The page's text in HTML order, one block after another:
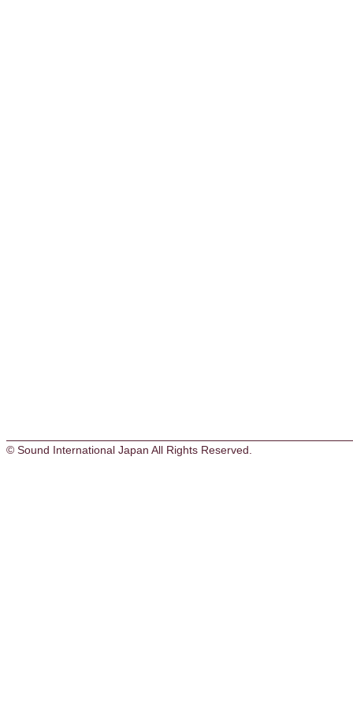
© Sound International Japan All Rights Reserved.